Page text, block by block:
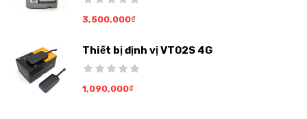
3,500,000₫
Thiết bị định vị VT02S 4G
1,090,000₫